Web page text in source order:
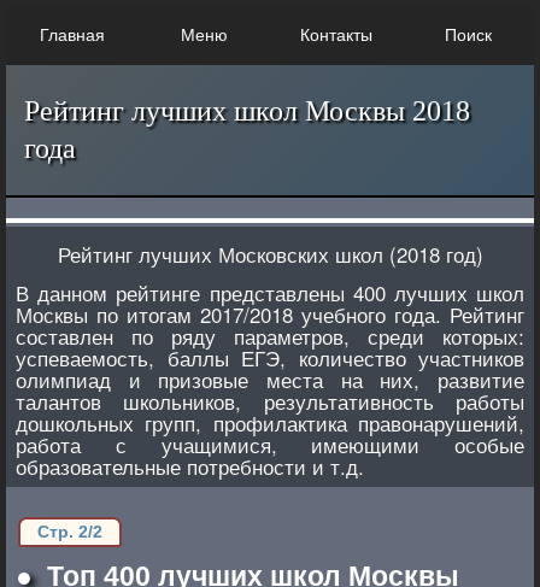
Главная Меню Контакты Поиск
Рейтинг лучших школ Москвы 2018
года
Рейтинг лучших Московских школ (2018 год)
В данном рейтинге представлены 400 лучших школ
Москвы по итогам 2017/2018 учебного года. Рейтинг
составлен по ряду параметров, среди которых:
успеваемость, баллы ЕГЭ, количество участников
олимпиад и призовые места на них, развитие
талантов школьников, результативность работы
дошкольных групп, профилактика правонарушений,
работа с учащимися, имеющими особые
образовательные потребности и т.д.
Стр. 2/2
● Топ 400 лучших школ Москвы